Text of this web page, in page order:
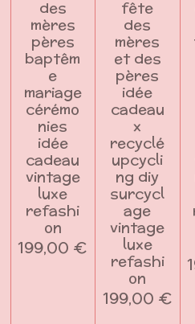
des
mères
pères
baptêm
e
mariage
cérémo
nies
idée
cadeau
vintage
luxe
refashi
on
199,00 €
fête
des
mères
et des
pères
idée
cadeau
x
recyclé
upcycli
ng diy
surcycl
age
vintage
luxe
refashi
on
199,00 €